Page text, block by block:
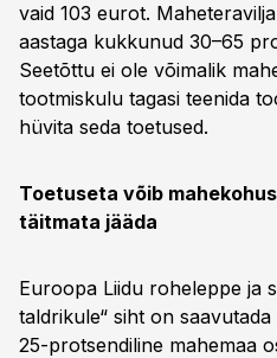
vaid 103 eurot.
aastaga kukkunud 30–65
Seetõttu ei ole võimalik
tootmiskulu tagasi teenida
hüvita seda toetused.
Toetuseta võib
täitmata jääda
Euroopa Liidu roheleppe ja
taldrikule“ siht on
25-protsendiline mahemaa